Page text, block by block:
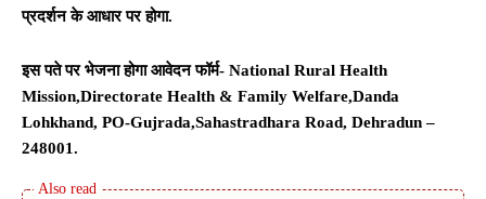
प्रदर्शन के आधार पर होगा.
इस पते पर भेजना होगा आवेदन फॉर्म- National Rural Health
Mission,Directorate Health & Family Welfare,Danda
Lohkhand, PO-Gujrada,Sahastradhara Road, Dehradun –
248001.